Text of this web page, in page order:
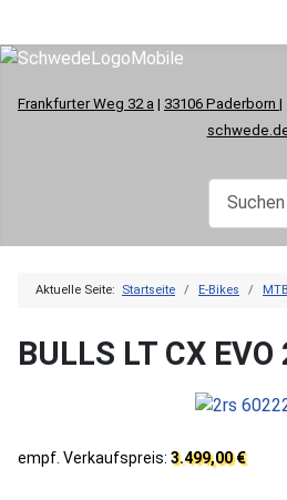
Frankfurter Weg 32 a | 33106 Paderborn |
Aktuelle Seite: Startseite E-Bikes MTB
BULLS LT CX EVO
empf. Verkaufspreis: 3.499,00 €